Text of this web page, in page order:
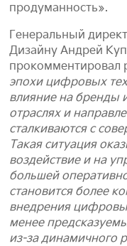
продуманность».
Генеральный
Дизайну Андрей
эпохи цифровых
влияние на бренды
отраслях и
сталкиваются с
Такая ситуация
воздействие и на
большей
становится более
внедрения
менее
из-за динамичного